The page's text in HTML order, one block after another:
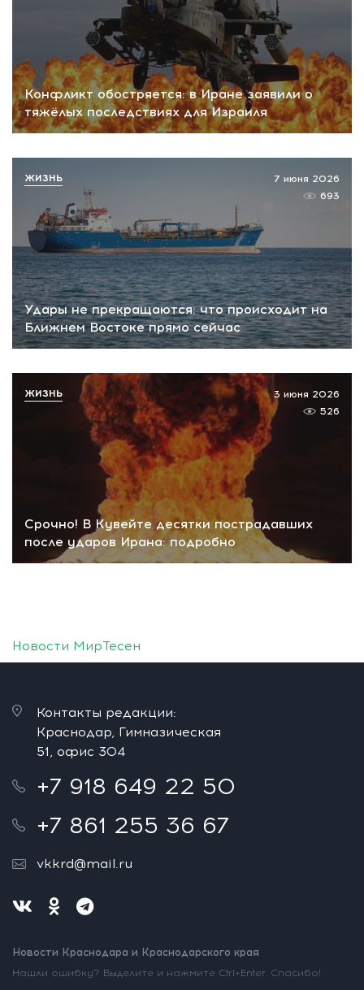
Конфликт обостряется: в Иране заявили о
тяжёлых последствиях для Израиля
Удары не прекращаются: что происходит на
Ближнем Востоке прямо сейчас
7 июня 2026
693
ЖИЗНЬ
Срочно! В Кувейте десятки пострадавших
после ударов Ирана: подробно
3 июня 2026
526
ЖИЗНЬ
Новости МирТесен
Контакты редакции:
Краснодар, Гимназическая
51, офис 304
+7 918 649 22 50
+7 861 255 36 67
vkkrd@mail.ru
Новости Краснодара и Краснодарского края
Нашли ошибку? Выделите и нажмите Ctrl+Enter. Спасибо!